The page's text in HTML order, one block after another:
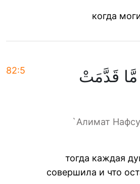
когда
82:5
قَدَّمَتْ
`Алимат
тогда каждая
совершила и что